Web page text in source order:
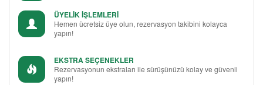
ÜYELİK İŞLEMLERİ
Hemen ücretsiz üye olun, rezervasyon takibini kolayca
yapın!
EKSTRA SEÇENEKLER
Rezervasyonun ekstraları ile sürüşünüzü kolay ve güvenli
yapın!